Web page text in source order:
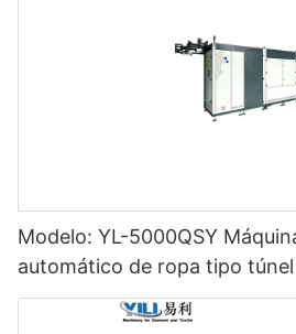
Modelo: YL-5000QSY
automático de ropa tipo túnel